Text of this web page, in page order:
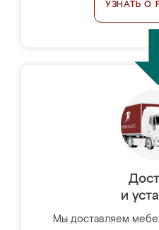
УЗНАТЬ О
и
Мы доставляем